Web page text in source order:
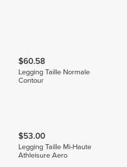
$60.58
Legging Taille Normale
Contour
$53.00
Legging Taille Mi-Haute
Athleisure Aero